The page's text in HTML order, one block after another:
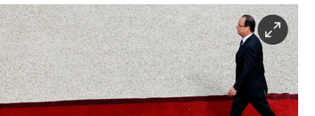
sport
berlin
nord
wahrheit